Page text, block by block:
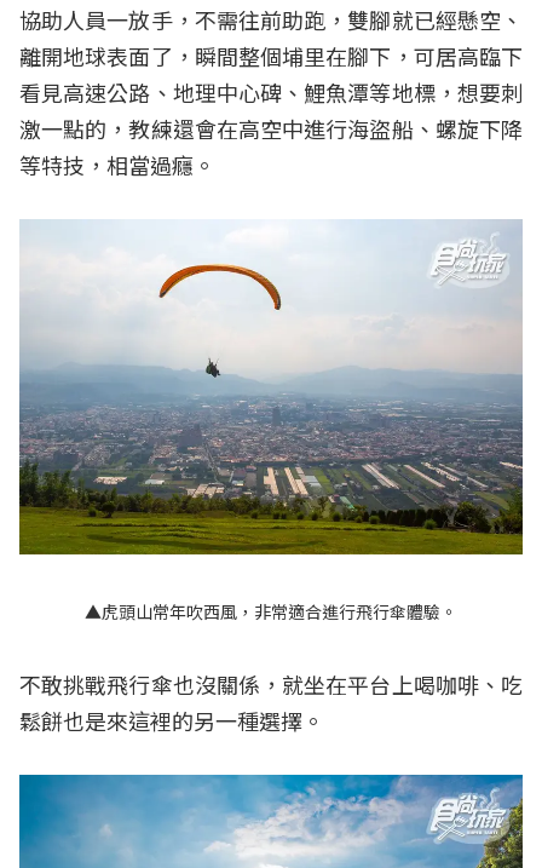
協助人員一放手，不需往前助跑，雙腳就已經懸空、
離開地球表面了，瞬間整個埔里在腳下，可居高臨下
看見高速公路、地理中心碑、鯉魚潭等地標，想要刺
激一點的，教練還會在高空中進行海盜船、螺旋下降
等特技，相當過癮。
▲虎頭山常年吹西風，非常適合進行飛行傘體驗。
不敢挑戰飛行傘也沒關係，就坐在平台上喝咖啡、吃
鬆餅也是來這裡的另一種選擇。